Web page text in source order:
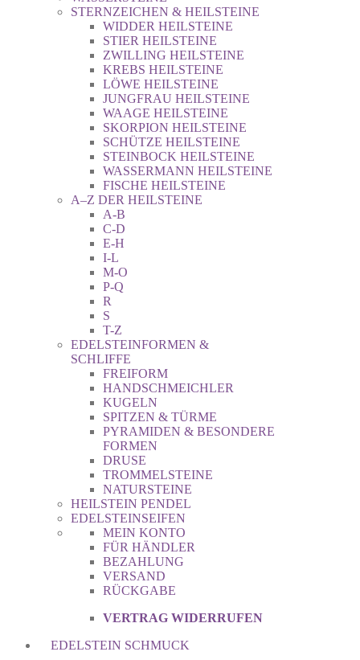
STERNZEICHEN & HEILSTEINE
WIDDER HEILSTEINE
STIER HEILSTEINE
ZWILLING HEILSTEINE
KREBS HEILSTEINE
LÖWE HEILSTEINE
JUNGFRAU HEILSTEINE
WAAGE HEILSTEINE
SKORPION HEILSTEINE
SCHÜTZE HEILSTEINE
STEINBOCK HEILSTEINE
WASSERMANN HEILSTEINE
FISCHE HEILSTEINE
A–Z DER HEILSTEINE
A-B
C-D
E-H
I-L
M-O
P-Q
R
S
T-Z
EDELSTEINFORMEN &
SCHLIFFE
FREIFORM
HANDSCHMEICHLER
KUGELN
SPITZEN & TÜRME
PYRAMIDEN & BESONDERE
FORMEN
DRUSE
TROMMELSTEINE
NATURSTEINE
HEILSTEIN PENDEL
EDELSTEINSEIFEN
MEIN KONTO
FÜR HÄNDLER
BEZAHLUNG
VERSAND
RÜCKGABE
VERTRAG WIDERRUFEN
EDELSTEIN SCHMUCK